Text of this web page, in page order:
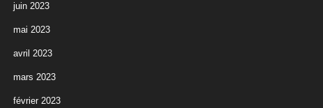
juin 2023
mai 2023
avril 2023
mars 2023
février 2023